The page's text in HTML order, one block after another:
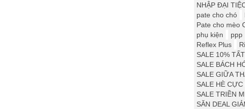
NHẬP ĐẠI
pate cho chó
Pate cho mèo
phụ kiện
ppp
Reflex Plus
SALE 10%
SALE BÁCH
SALE GIỮA
SALE HÈ
SALE TRIỀN
SĂN DEAL